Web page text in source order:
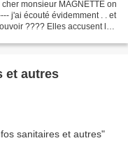
monsieur MAGNETTE on
j'ai écouté évidemment . . et
???? Elles accusent les
et autres